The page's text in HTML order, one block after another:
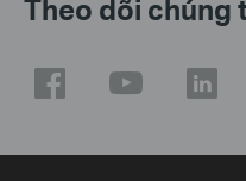
Theo dõi chúng